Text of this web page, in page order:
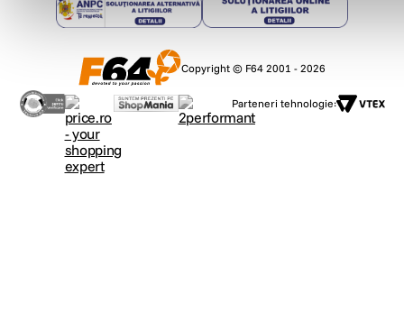
Copyright © F64 2001 - 2026
Parteneri tehnologie: